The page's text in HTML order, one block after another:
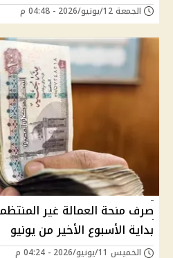
الجمعة 12/يونيو/2026 - 04:48 م
بداية الأسبوع الأخير من يونيو
الخميس 11/يونيو/2026 - 04:24 م